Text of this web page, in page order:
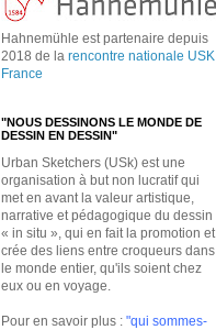
Hahnemühle est partenaire depuis
2018 de la rencontre nationale USK
France
"NOUS DESSINONS LE MONDE DE
DESSIN EN DESSIN"
Urban Sketchers (USk) est une
organisation à but non lucratif qui
met en avant la valeur artistique,
narrative et pédagogique du dessin
« in situ », qui en fait la promotion et
crée des liens entre croqueurs dans
le monde entier, qu'ils soient chez
eux ou en voyage.
Pour en savoir plus : "qui sommes-